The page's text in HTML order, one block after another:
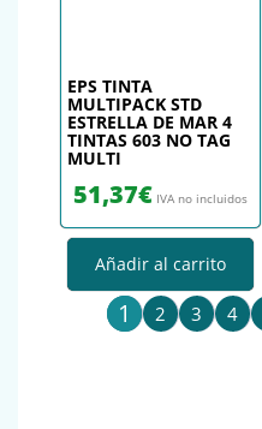
EPS TINTA
MULTIPACK STD
ESTRELLA DE MAR 4
TINTAS 603 NO TAG
MULTI
51,37€ IVA no incluidos
Añadir al carrito
1 2 3 4